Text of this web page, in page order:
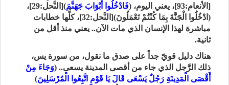
[الأنعام:93]، يعني اليوم، (
فَادْخُلُوا أَبْوَابَ جَهَنَّمَ
)[النَّحل:29]،
(ادْخُلُوا الْجَنَّةَ بِمَا كُنْتُمْ تَعْمَلُونَ)[النَّحل:32]، كلُّها خطابات
مباشرة لهذا الإنسان الذي مات الآن.. يعني منذ أقل من
ثانية.
هناك دليل قويّ جداً على صدق ما نقول، من سورة يس،
ذلك الرَّجل الذي جاء من أقصى المدينة يسعى.. (وَجَاءَ مِنْ
أَقْصَى الْمَدِينَةِ رَجُلٌ يَسْعَى قَالَ يَا قَوْمِ اتَّبِعُوا الْمُرْسَلِينَ)